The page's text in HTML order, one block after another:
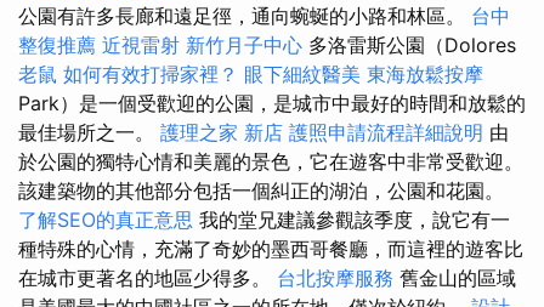
公園有許多長廊和遠足徑，通向蜿蜒的小路和林區。 台中
整復推薦 近視雷射 新竹月子中心 多洛雷斯公園（Dolores
老鼠 如何有效打掃家裡？ 眼下細紋醫美 東海放鬆按摩
Park）是一個受歡迎的公園，是城市中最好的時間和放鬆的
最佳場所之一。 護理之家 新店 護照申請流程詳細說明 由
於公園的獨特心情和美麗的景色，它在遊客中非常受歡迎。
該建築物的其他部分包括一個糾正的湖泊，公園和花園。
了解SEO的真正意思 我的堂兄建議參觀該季度，說它有一
種特殊的心情，充滿了奇妙的墨西哥餐廳，而這裡的遊客比
在城市更著名的地區少得多。 台北按摩服務 舊金山的區域